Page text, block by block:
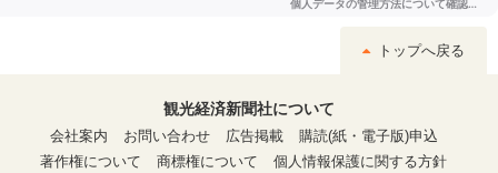
トップへ戻る
観光経済新聞社について
会社案内
お問い合わせ 広告掲載
購読(紙・電子版)申込
著作権について
商標権について 個人情報保護に関する方針